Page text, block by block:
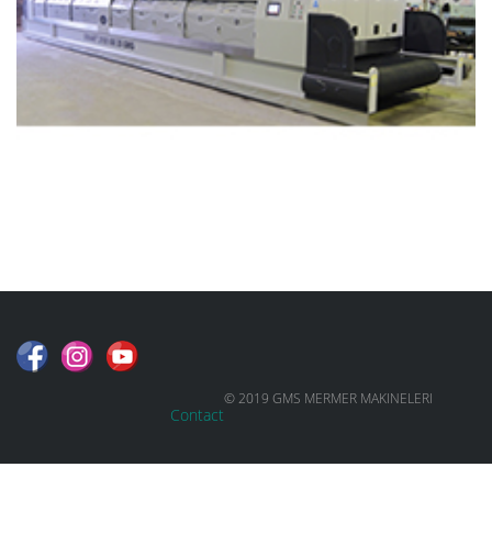
© 2019 GMS MERMER MAKINELERI
Contact